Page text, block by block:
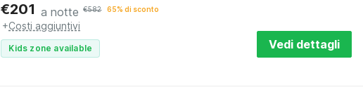
€201 a notte €582 65% di sconto
+Costi aggiuntivi
Kids zone available Vedi dettagli